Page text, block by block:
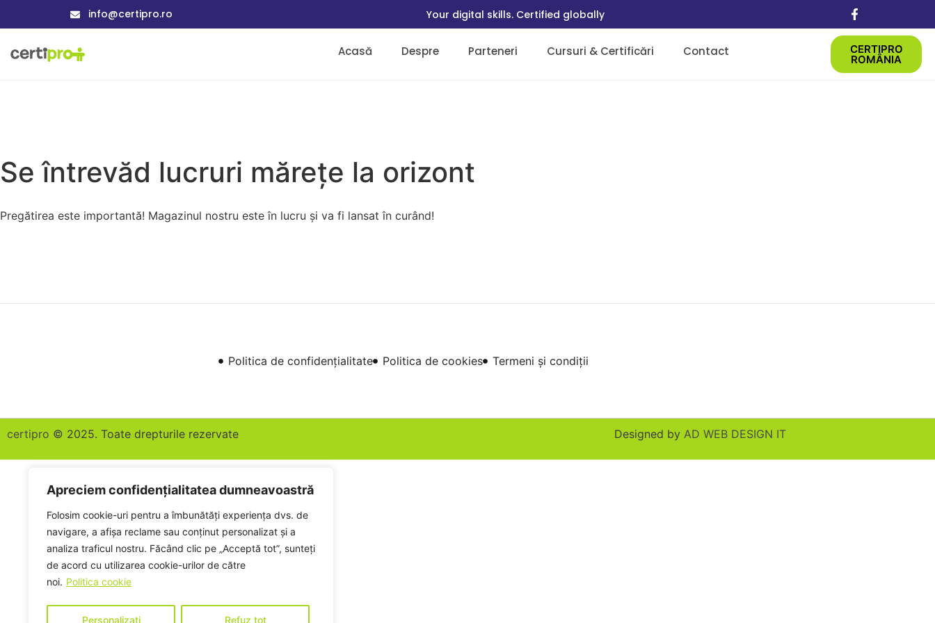
Apreciem confidențialitatea dumneavoastră
Folosim cookie-uri pentru a îmbunătăți experiența dvs. de
navigare, a afișa reclame sau conținut personalizat și a
analiza traficul nostru. Făcând clic pe „Acceptă tot”, sunteți
de acord cu utilizarea cookie-urilor de către
noi. Politica cookie
Personalizați Refuz tot
info@certipro.ro Your digital skills. Certified globally
Acasă Despre Parteneri Cursuri & Certificări Contact CERTIPRO
ROMÂNIA
Se întrevăd lucruri mărețe la orizont
Pregătirea este importantă! Magazinul nostru este în lucru și va fi lansat în curând!
Politica de confidențialitate Politica de cookies Termeni și condiții
certipro © 2025. Toate drepturile rezervate Designed by AD WEB DESIGN IT